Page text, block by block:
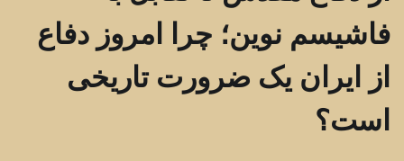
فاشیسم نوین؛ چرا امروز دفاع
از ایران یک ضرورت تاریخی
است؟